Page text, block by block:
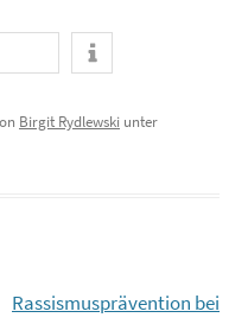
Birgit Rydlewski unter
Rassismusprävention bei